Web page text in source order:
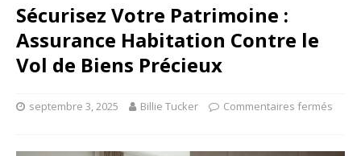
Sécurisez Votre Patrimoine :
Assurance Habitation Contre le
Vol de Biens Précieux
septembre 3, 2025 Billie Tucker Commentaires fermés